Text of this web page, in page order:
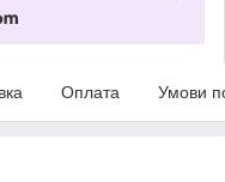
Оплата Умови